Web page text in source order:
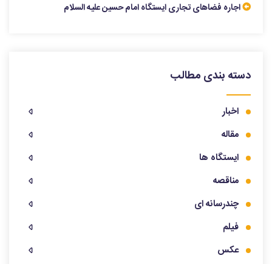
اجاره فضاهای تجاری ایستگاه امام حسین علیه السلام
دسته بندی مطالب
اخبار
مقاله
ایستگاه ها
مناقصه
چندرسانه ای
فیلم
عکس